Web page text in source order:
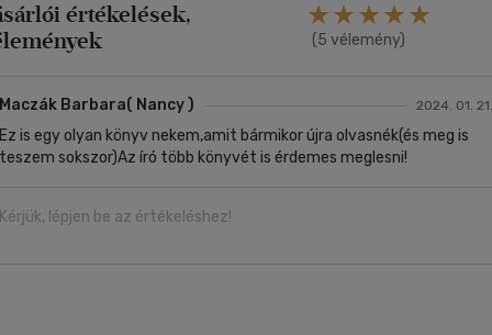
értékelések,
(5 vélemény)
Maczák Barbara( Nancy ) 2024. 01. 21.
Ez is egy olyan könyv nekem,amit bármikor újra olvasnék(és meg is
teszem sokszor)Az író több könyvét is érdemes meglesni!
Kérjük, lépjen be az értékeléshez!